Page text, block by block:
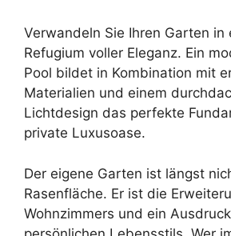
Verwandeln Sie Ihren Garten in
Refugium voller Eleganz. Ein
Pool bildet in Kombination mit
Materialien und einem
Lichtdesign das perfekte
private Luxusoase.
Der eigene Garten ist längst
Rasenfläche. Er ist die
Wohnzimmers und ein